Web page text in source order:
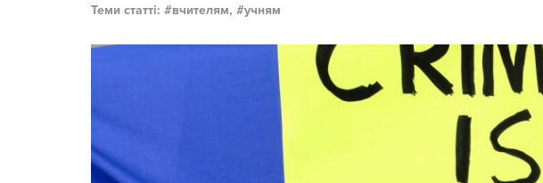
Теми статті: вчителям, учням